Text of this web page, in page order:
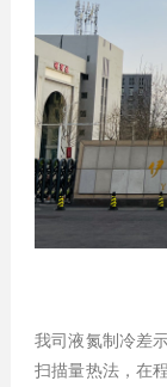
我司液氮制冷差
扫描量热法，在